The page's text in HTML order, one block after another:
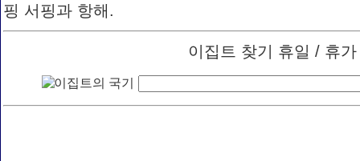
핑 서핑과 항해.
이집트 찾기 휴일 / 휴